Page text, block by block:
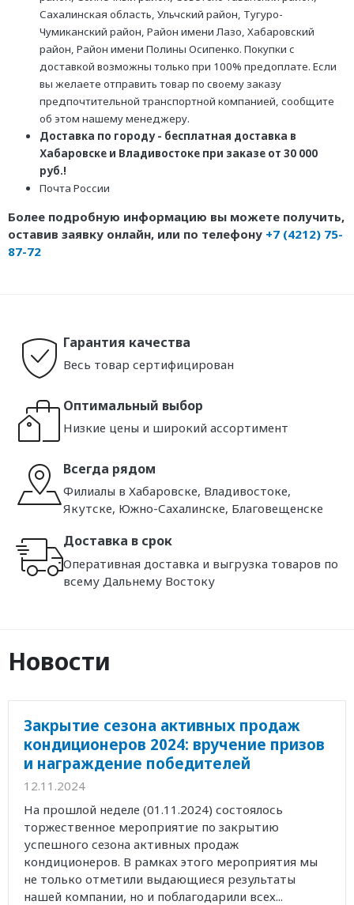
Сахалинская область, Ульчский район, Тугуро-
Чумиканский район, Район имени Лазо, Хабаровский
район, Район имени Полины Осипенко. Покупки с
доставкой возможны только при 100% предоплате. Если
вы желаете отправить товар по своему заказу
предпочтительной транспортной компанией, сообщите
об этом нашему менеджеру.
Доставка по городу - бесплатная доставка в
Хабаровске и Владивостоке при заказе от 30 000
руб.!
Почта России
Более подробную информацию вы можете получить,
оставив заявку онлайн, или по телефону +7 (4212) 75-
87-72
Гарантия качества
Весь товар сертифицирован
Оптимальный выбор
Низкие цены и широкий ассортимент
Всегда рядом
Филиалы в Хабаровске, Владивостоке,
Якутске, Южно-Сахалинске, Благовещенске
Доставка в срок
Оперативная доставка и выгрузка товаров по
всему Дальнему Востоку
Новости
Закрытие сезона активных продаж
кондиционеров 2024: вручение призов
и награждение победителей
12.11.2024
На прошлой неделе (01.11.2024) состоялось
торжественное мероприятие по закрытию
успешного сезона активных продаж
кондиционеров. В рамках этого мероприятия мы
не только отметили выдающиеся результаты
нашей компании, но и поблагодарили всех...